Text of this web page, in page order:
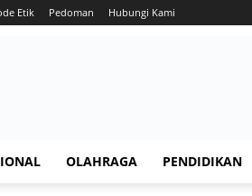
Etik Pedoman Hubungi Kami
OLAHRAGA PENDIDIKAN